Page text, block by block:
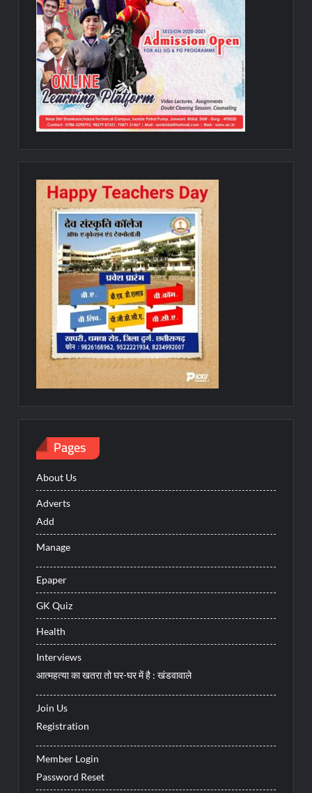
Pages
About Us
Adverts
Add
Manage
Epaper
GK Quiz
Health
Interviews
आत्महत्या का खतरा तो घर-घर में है : खंडवावाले
Join Us
Registration
Member Login
Password Reset